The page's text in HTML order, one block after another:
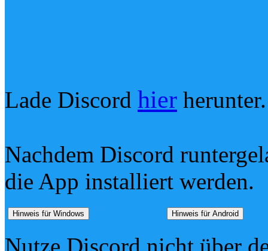
hier
Nachdem Discord
die App installiert werden.